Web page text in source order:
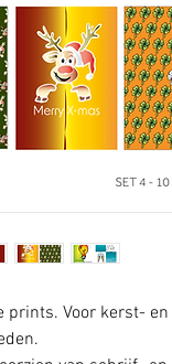
prints. Voor kerst-